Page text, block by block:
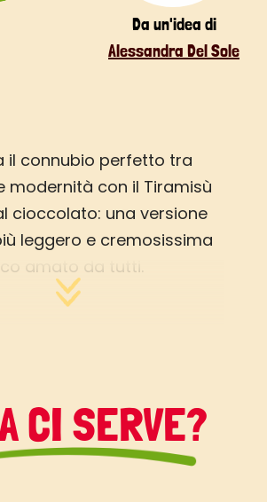
Da un'idea di
Alessandra Del Sole
il connubio perfetto tra
modernità con il Tiramisù
cioccolato: una versione
leggero e cremosissima
amato da tutti.
savoiardi inzuppati nel
con tocchi di cioccolato
spolverata di cacao e la
CI SERVE?